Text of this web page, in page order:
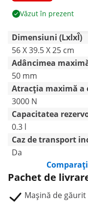
maxim de găurire
13/35 mm
Văzut în prezent
Dimensiuni (LxlxÎ)
56 X 39.5 X 25 cm
Adâncimea
50 mm
Atracția maximă
3000 N
Capacitatea
0.3 l
Caz de transport
Da
Pachet de
Mașină de găurit